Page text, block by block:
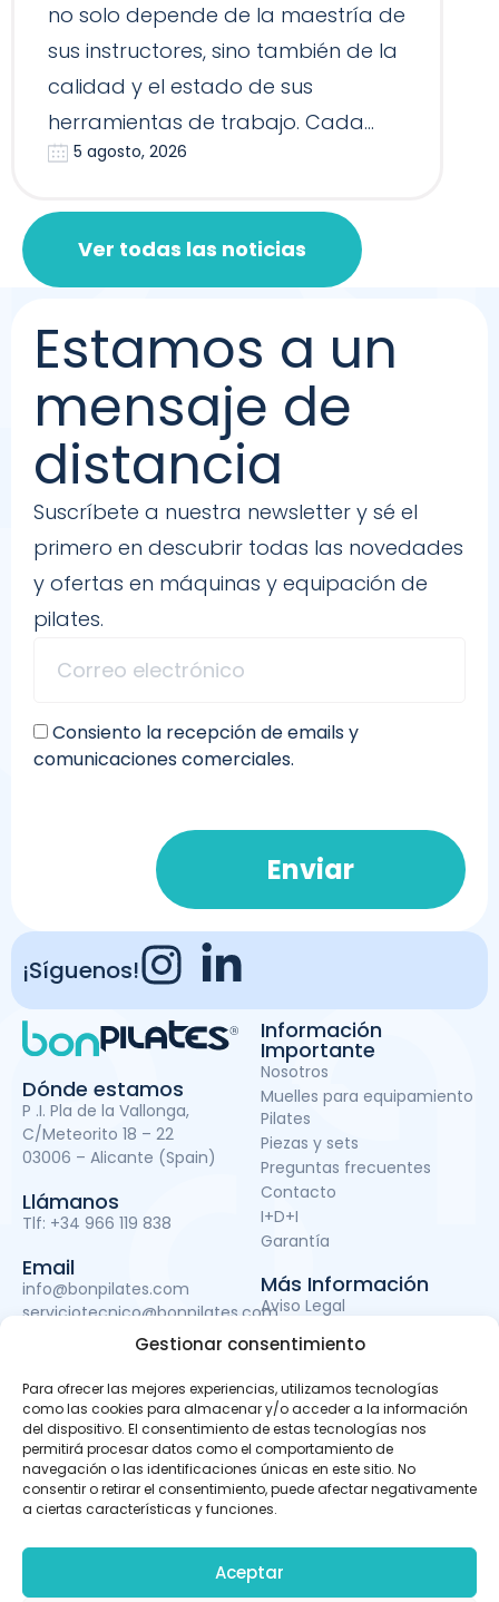
Gestionar consentimiento
Para ofrecer las mejores experiencias, utilizamos tecnologías
como las cookies para almacenar y/o acceder a la información
del dispositivo. El consentimiento de estas tecnologías nos
permitirá procesar datos como el comportamiento de
navegación o las identificaciones únicas en este sitio. No
consentir o retirar el consentimiento, puede afectar negativamente
a ciertas características y funciones.
Aceptar
no solo depende de la maestría de
sus instructores, sino también de la
calidad y el estado de sus
herramientas de trabajo. Cada
Reformer, Silla…
5 agosto, 2026
Ver todas las noticias
Dónde estamos
P .I. Pla de la Vallonga,
C/Meteorito 18 – 22
03006 – Alicante (Spain)
Llámanos
Tlf: +34 966 119 838
Email
info@bonpilates.com
serviciotecnico@bonpilates.com
Información
Importante
Nosotros
Muelles para equipamiento
Pilates
Piezas y sets
Preguntas frecuentes
Contacto
I+D+I
Garantía
Más Información
Aviso Legal
Política de Privacidad
Política de cookies
Subvenciones
Estamos a un
mensaje de
distancia
Suscríbete a nuestra newsletter y sé el
primero en descubrir todas las novedades
y ofertas en máquinas y equipación de
pilates.
Consiento la recepción de emails y
comunicaciones comerciales.
Enviar
¡Síguenos!
BONPILATES S.L. ha sido beneficiaria del Fondo Europeo de
Desarrollo Regional cuyo objetivo es mejorar el uso y la
calidad de las tecnologías de la información y de las
apps móviles, otro de Desarrollo de material promocional